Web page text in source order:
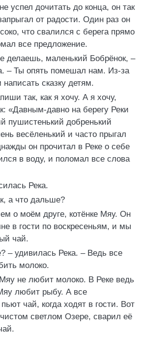
успел дочитать до конца, он так
от радости. Один раз он
что свалился с берега прямо
все предложение.
делаешь, маленький Бобрёнок, –
– Ты опять помешал нам. Из-за
сказку детям.
так, как я хочу. А я хочу,
«Давным-давно на берегу Реки
пушистенький добренький
весёленький и часто прыгал
он прочитал в Реке о себе
в воду, и поломал все слова
Река.
а что дальше?
о моём друге, котёнке Мяу. Он
в гости по воскресеньям, и мы
чай.
– удивилась Река. – Ведь все
молоко.
не любит молоко. В Реке ведь
любит рыбу. А все
чай, когда ходят в гости. Вот
светлом Озере, сварил её